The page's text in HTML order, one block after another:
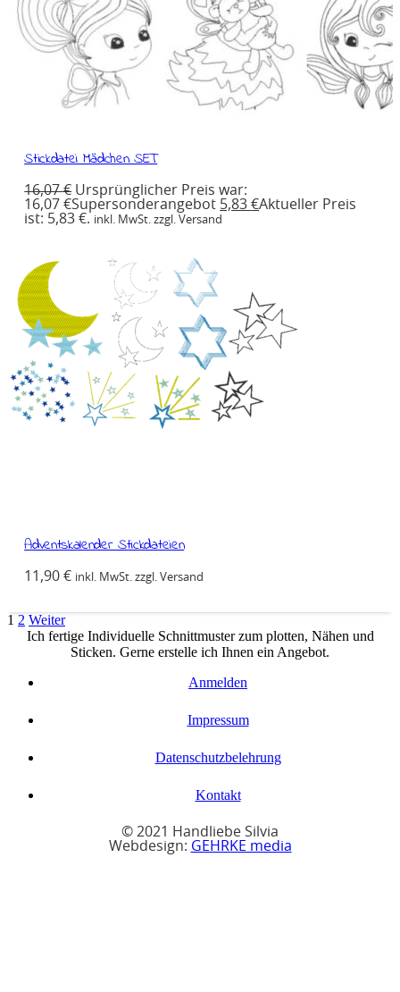
Stickdatei Mädchen SET
16,07€ Ursprünglicher Preis war:
16,07 €Supersonderangebot 5,83€Aktueller Preis
ist: 5,83 €. inkl. MwSt. zzgl. Versand
Adventskalender Stickdateien
11,90€ inkl. MwSt. zzgl. Versand
1 2 Weiter
Ich fertige Individuelle Schnittmuster zum plotten, Nähen und
Sticken. Gerne erstelle ich Ihnen ein Angebot.
Anmelden
Impressum
Datenschutzbelehrung
Kontakt
© 2021 Handliebe Silvia
Webdesign: GEHRKE media